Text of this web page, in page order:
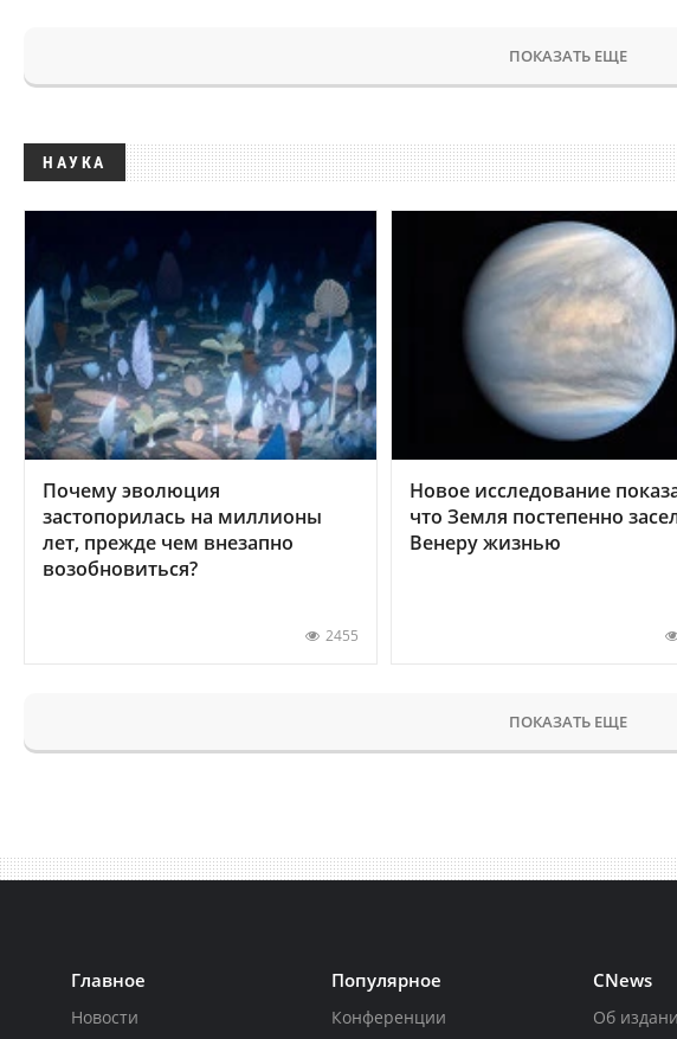
ПОКАЗАТЬ ЕЩЕ
НАУКА
Почему эволюция
застопорилась на миллионы
лет, прежде чем внезапно
возобновиться?
2455
Новое исследование
что Земля постепенно
Венеру жизнью
ПОКАЗАТЬ ЕЩЕ
Главное
Новости
Популярное
Конференции
CNews
Об